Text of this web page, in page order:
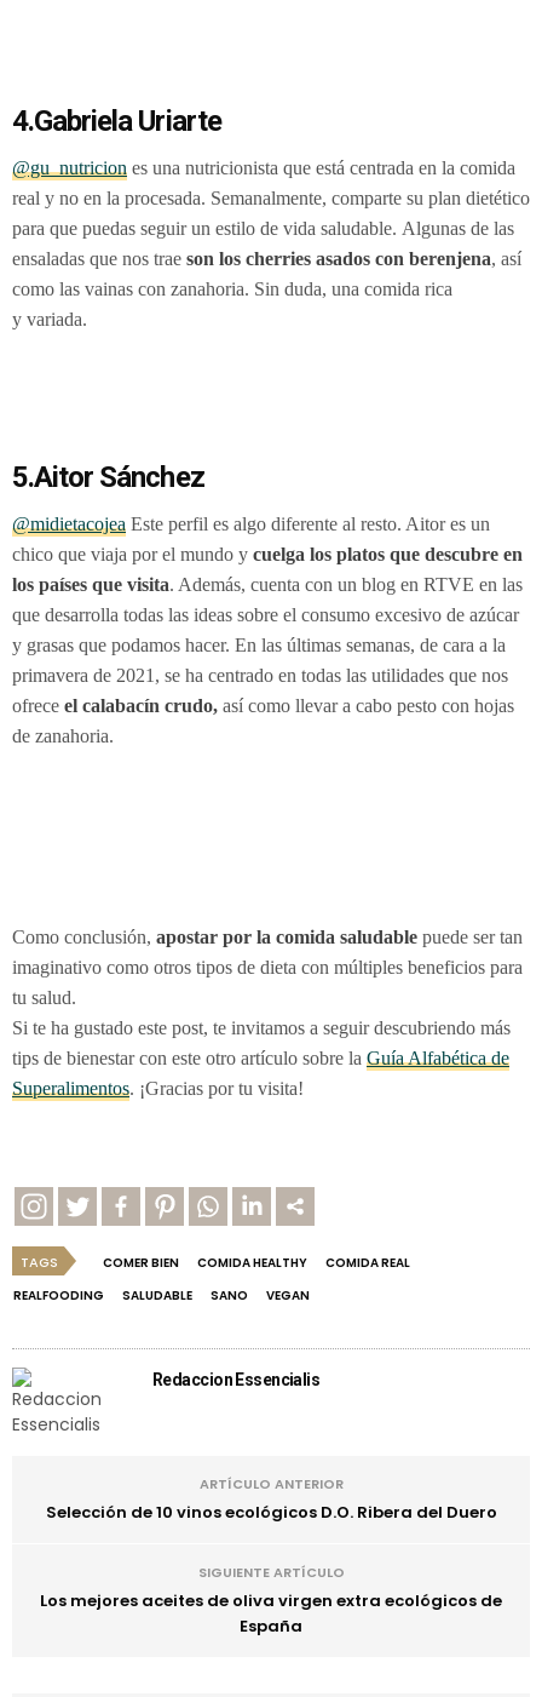
4.Gabriela Uriarte
@gu_nutricion es una nutricionista que está centrada en la comida
real y no en la procesada. Semanalmente, comparte su plan dietético
para que puedas seguir un estilo de vida saludable. Algunas de las
ensaladas que nos trae son los cherries asados con berenjena, así
como las vainas con zanahoria. Sin duda, una comida rica
y variada.
5.Aitor Sánchez
@midietacojea Este perfil es algo diferente al resto. Aitor es un
chico que viaja por el mundo y cuelga los platos que descubre en
los países que visita. Además, cuenta con un blog en RTVE en las
que desarrolla todas las ideas sobre el consumo excesivo de azúcar
y grasas que podamos hacer. En las últimas semanas, de cara a la
primavera de 2021, se ha centrado en todas las utilidades que nos
ofrece el calabacín crudo, así como llevar a cabo pesto con hojas
de zanahoria.
Como conclusión, apostar por la comida saludable puede ser tan
imaginativo como otros tipos de dieta con múltiples beneficios para
tu salud.
Si te ha gustado este post, te invitamos a seguir descubriendo más
tips de bienestar con este otro artículo sobre la Guía Alfabética de
Superalimentos. ¡Gracias por tu visita!
TAGS COMER BIEN COMIDA HEALTHY
COMIDA REAL
REALFOODING
SALUDABLE SANO VEGAN
Redaccion Essencialis
ARTÍCULO ANTERIOR
Selección de 10 vinos ecológicos D.O. Ribera del Duero
SIGUIENTE ARTÍCULO
Los mejores aceites de oliva virgen extra ecológicos de
España